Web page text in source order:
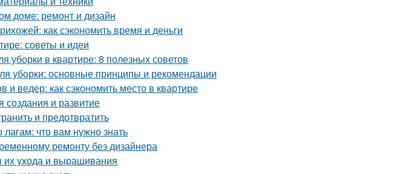
доме: ремонт и дизайн
как сэкономить время и деньги
советы и идеи
уборки в квартире: 8 полезных советов
уборки: основные принципы и рекомендации
ведер: как сэкономить место в квартире
создания и развитие
и предотвратить
что вам нужно знать
ремонту без дизайнера
их ухода и выращивания